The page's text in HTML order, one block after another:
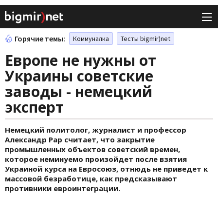
Горячие темы: Коммуналка Тесты bigmir)net
Европе не нужны от
Украины советские
заводы - немецкий
эксперт
Немецкий политолог, журналист и профессор
Александр Рар считает, что закрытие
промышленных объектов советский времен,
которое неминуемо произойдет после взятия
Украиной курса на Евросоюз, отнюдь не приведет к
массовой безработице, как предсказывают
противники евроинтеграции.